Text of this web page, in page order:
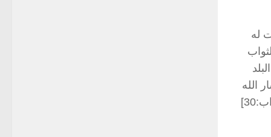
له
الله
إلى هذا بقوله: (يَا نِسَاءَ النَّبِيِّ مَنْ يَأْتِ مِنْكُنَّ بِفَاحِشَةٍ مُبَيِّنَةٍ يُضَاعَفْ لَهَا الْعَذَابُ ضِعْفَيْنِ وَكَانَ ذَلِكَ عَلَى اللَّهِ يَسِيراً) [الأحزاب:30]